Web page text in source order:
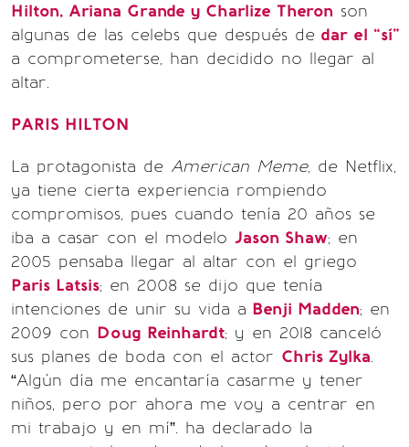
Hilton, Ariana Grande y Charlize Theron son
algunas de las celebs que después de dar el “sí”
a comprometerse, han decidido no llegar al
altar.
PARIS HILTON
La protagonista de American Meme, de Netflix,
ya tiene cierta experiencia rompiendo
compromisos, pues cuando tenía 20 años se
iba a casar con el modelo Jason Shaw; en
2005 pensaba llegar al altar con el griego
Paris Latsis; en 2008 se dijo que tenía
intenciones de unir su vida a Benji Madden; en
2009 con Doug Reinhardt; y en 2018 canceló
sus planes de boda con el actor Chris Zylka.
“Algún día me encantaría casarme y tener
niños, pero por ahora me voy a centrar en
mi trabajo y en mí”. ha declarado la